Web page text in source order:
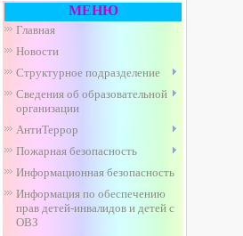
МЕНЮ
Главная
Новости
Структурное подразделение
Сведения об образовательной
организации
АнтиТеррор
Пожарная безопасность
Информационная безопасность
Информация по обеспечению
прав детей-инвалидов и детей с
ОВЗ